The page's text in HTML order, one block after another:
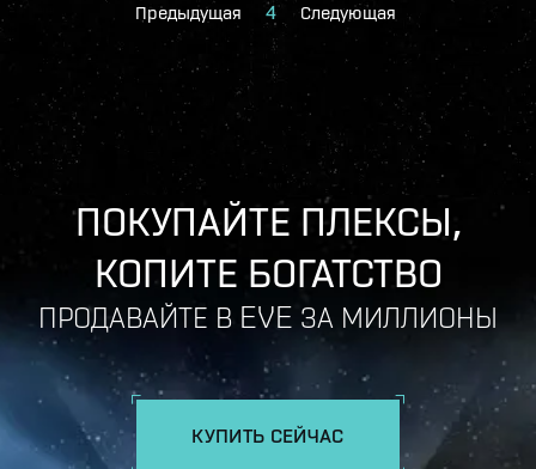
Предыдущая 4 Следующая
ПОКУПАЙТЕ ПЛЕКСЫ,
КОПИТЕ БОГАТСТВО
ПРОДАВАЙТЕ В EVE ЗА МИЛЛИОНЫ
КУПИТЬ СЕЙЧАС